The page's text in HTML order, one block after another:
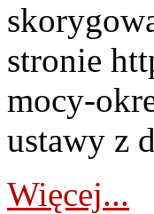
stronie
mocy-
ustawy z
Więcej...